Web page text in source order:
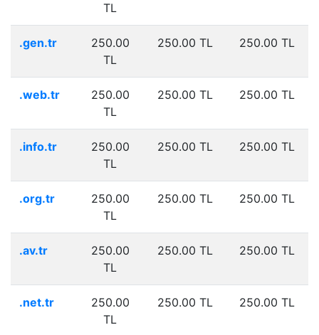
TL
.gen.tr
250.00
TL
250.00 TL 250.00 TL
.web.tr
250.00
TL
250.00 TL 250.00 TL
.info.tr
250.00
TL
250.00 TL 250.00 TL
.org.tr
250.00
TL
250.00 TL 250.00 TL
.av.tr
250.00
TL
250.00 TL 250.00 TL
.net.tr
250.00
TL
250.00 TL 250.00 TL